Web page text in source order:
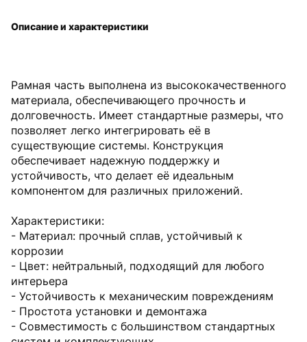
Рамная часть выполнена из высококачественного
материала, обеспечивающего прочность и
долговечность. Имеет стандартные размеры, что
позволяет легко интегрировать её в
существующие системы. Конструкция
обеспечивает надежную поддержку и
устойчивость, что делает её идеальным
компонентом для различных приложений.
Характеристики:
- Материал: прочный сплав, устойчивый к
коррозии
- Цвет: нейтральный, подходящий для любого
интерьера
- Устойчивость к механическим повреждениям
- Простота установки и демонтажа
- Совместимость с большинством стандартных
Описание и характеристики